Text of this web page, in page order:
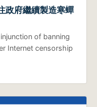
政府繼續製造寒蟬
of banning
Internet censorship